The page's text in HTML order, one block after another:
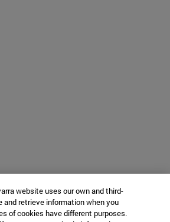
website uses our own and third-
retrieve information when you
of cookies have different purposes.